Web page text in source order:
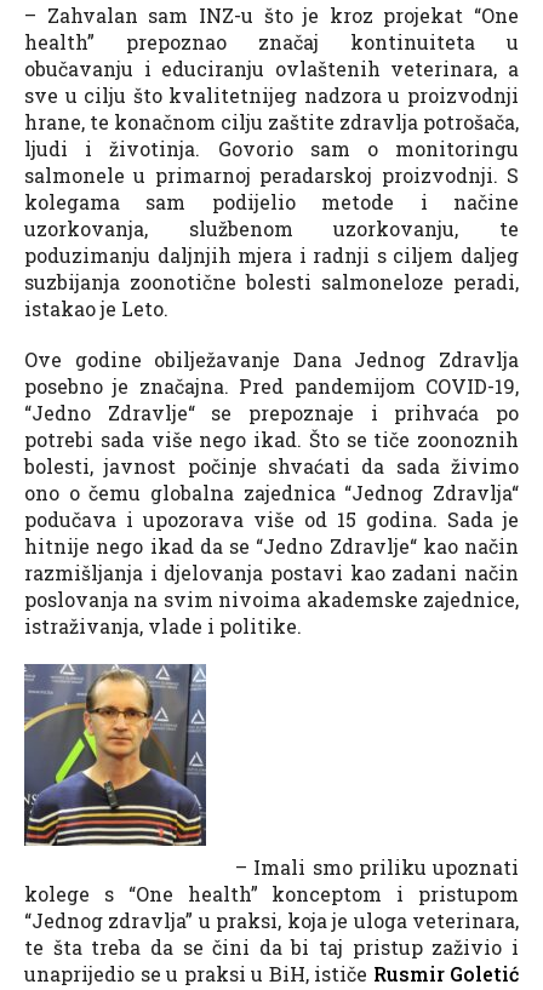
– Zahvalan sam INZ-u što je kroz projekat “One
health” prepoznao značaj kontinuiteta u
obučavanju i educiranju ovlaštenih veterinara, a
sve u cilju što kvalitetnijeg nadzora u proizvodnji
hrane, te konačnom cilju zaštite zdravlja potrošača,
ljudi i životinja. Govorio sam o monitoringu
salmonele u primarnoj peradarskoj proizvodnji. S
kolegama sam podijelio metode i načine
uzorkovanja, službenom uzorkovanju, te
poduzimanju daljnjih mjera i radnji s ciljem daljeg
suzbijanja zoonotične bolesti salmoneloze peradi,
istakao je Leto.
Ove godine obilježavanje Dana Jednog Zdravlja
posebno je značajna. Pred pandemijom COVID-19,
“Jedno Zdravlje“ se prepoznaje i prihvaća po
potrebi sada više nego ikad. Što se tiče zoonoznih
bolesti, javnost počinje shvaćati da sada živimo
ono o čemu globalna zajednica “Jednog Zdravlja“
podučava i upozorava više od 15 godina. Sada je
hitnije nego ikad da se “Jedno Zdravlje“ kao način
razmišljanja i djelovanja postavi kao zadani način
poslovanja na svim nivoima akademske zajednice,
istraživanja, vlade i politike.
– Imali smo priliku upoznati
kolege s “One health” konceptom i pristupom
“Jednog zdravlja” u praksi, koja je uloga veterinara,
te šta treba da se čini da bi taj pristup zaživio i
unaprijedio se u praksi u BiH, ističe Rusmir Goletić